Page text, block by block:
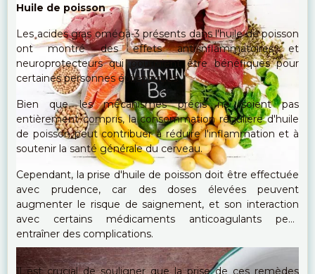
Huile de poisson
Les acides gras oméga-3 présents dans l'huile de poisson
ont montré des effets anti-inflammatoires et
neuroprotecteurs qui pourraient être bénéfiques pour
certaines personnes épileptiques.
Bien que les mécanismes précis ne soient pas
entièrement compris, la consommation régulière d'huile
de poisson peut contribuer à réduire l'inflammation et à
soutenir la santé générale du cerveau.
Cependant, la prise d'huile de poisson doit être effectuée
avec prudence, car des doses élevées peuvent
augmenter le risque de saignement, et son interaction
avec certains médicaments anticoagulants peut
entraîner des complications.
Il est crucial de souligner que la prise de ces remèdes